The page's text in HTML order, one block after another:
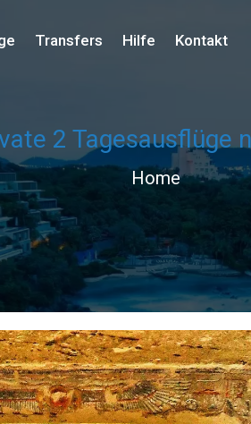
Transfers Hilfe Kontakt
2 Tagesausflüge
Home